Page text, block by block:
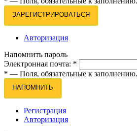
ЗАРЕГИСТРИРОВАТЬСЯ
Авторизация
Напомнить пароль
Электронная почта: *
* — Поля, обязательные к заполнению.
НАПОМНИТЬ
Регистрация
Авторизация